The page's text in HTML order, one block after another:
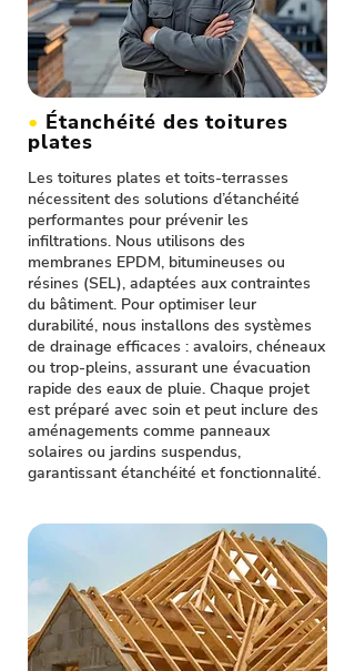
• Étanchéité des toitures
plates
Les toitures plates et toits-terrasses
nécessitent des solutions d’étanchéité
performantes pour prévenir les
infiltrations. Nous utilisons des
membranes EPDM, bitumineuses ou
résines (SEL), adaptées aux contraintes
du bâtiment. Pour optimiser leur
durabilité, nous installons des systèmes
de drainage efficaces : avaloirs, chéneaux
ou trop-pleins, assurant une évacuation
rapide des eaux de pluie. Chaque projet
est préparé avec soin et peut inclure des
aménagements comme panneaux
solaires ou jardins suspendus,
garantissant étanchéité et fonctionnalité.